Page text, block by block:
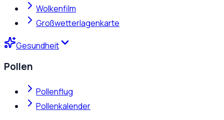
Wolkenfilm
Großwetterlagenkarte
Gesundheit
Pollen
Pollenflug
Pollenkalender